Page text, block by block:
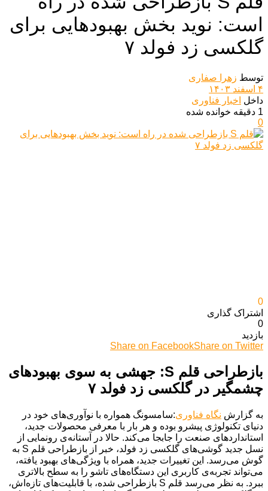
است: نوید بخش بهبودهایی برای
گلکسی زد فولد ۷
توسط زهرا صفاری
۴ اسفند ۱۴۰۳
داخل اخبار فناوری
1 دقیقه خوانده شده
0
0
اشتراک گذاری‌
0
بازدید
Share on FacebookShare on Twitter
بازطراحی قلم S: جهشی به سوی بهبودهای
چشمگیر در گلکسی زد فولد ۷
به گزارش نگاه فناوری:سامسونگ همواره با نوآوری‌های خود در
دنیای تکنولوژی پیشرو بوده و هر بار با معرفی محصولات جدید،
استانداردهای صنعت را جابجا می‌کند. حالا در آستانه‌ی رونمایی از
نسل جدید گوشی‌های گلکسی زد فولد، خبر از بازطراحی قلم S به
گوش می‌رسد. این تغییرات جدید، همراه با ویژگی‌های بهبود یافته،
می‌تواند تجربه‌ی کاربری این دستگاه‌های تاشو را به سطح بالاتری
ببرد. به نظر می‌رسد قلم S بازطراحی شده، با قابلیت‌های تازه‌اش،